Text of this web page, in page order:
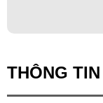
THÔNG